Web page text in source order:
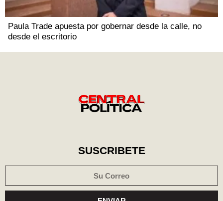
Paula Trade apuesta por gobernar desde la calle, no
desde el escritorio
SUSCRIBETE